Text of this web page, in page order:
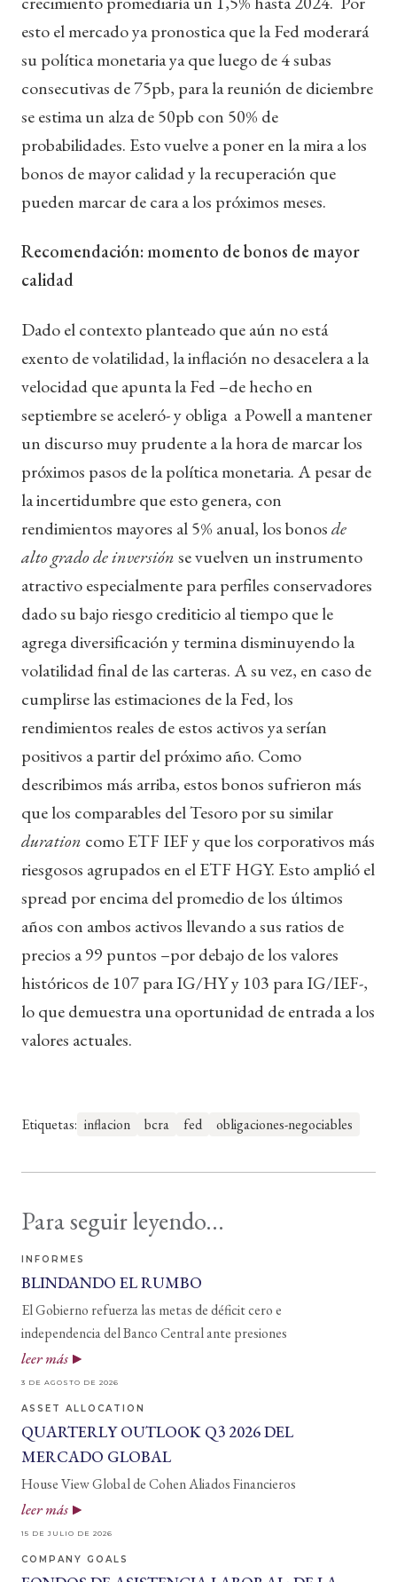
esto el mercado ya pronostica que la Fed moderará
su política monetaria ya que luego de 4 subas
consecutivas de 75pb, para la reunión de diciembre
se estima un alza de 50pb con 50% de
probabilidades. Esto vuelve a poner en la mira a los
bonos de mayor calidad y la recuperación que
pueden marcar de cara a los próximos meses.
Recomendación: momento de bonos de mayor
calidad
Dado el contexto planteado que aún no está
exento de volatilidad, la inflación no desacelera a la
velocidad que apunta la Fed –de hecho en
septiembre se aceleró- y obliga a Powell a mantener
un discurso muy prudente a la hora de marcar los
próximos pasos de la política monetaria. A pesar de
la incertidumbre que esto genera, con
rendimientos mayores al 5% anual, los bonosde
alto grado de inversiónse vuelven un instrumento
atractivo especialmente para perfiles conservadores
dado su bajo riesgo crediticio al tiempo que le
agrega diversificación y termina disminuyendo la
volatilidad final de las carteras. A su vez, en caso de
cumplirse las estimaciones de la Fed, los
rendimientos reales de estos activos ya serían
positivos a partir del próximo año. Como
describimos más arriba, estos bonos sufrieron más
que los comparables del Tesoro por su similar
duration como ETF IEF y que los corporativos más
riesgosos agrupados en el ETF HGY. Esto amplió el
spread por encima del promedio de los últimos
años con ambos activos llevando a sus ratios de
precios a 99 puntos –por debajo de los valores
históricos de 107 para IG/HY y 103 para IG/IEF-,
lo que demuestra una oportunidad de entrada a los
valores actuales.
Etiquetas: inflacion bcra fed obligaciones-negociables
Para seguir leyendo...
INFORMES
BLINDANDO EL RUMBO
El Gobierno refuerza las metas de déficit cero e
independencia del Banco Central ante presiones
leer más
3 DE AGOSTO DE 2026
ASSET ALLOCATION
QUARTERLY OUTLOOK Q3 2026 DEL
MERCADO GLOBAL
House View Global de Cohen Aliados Financieros
leer más
15 DE JULIO DE 2026
COMPANY GOALS